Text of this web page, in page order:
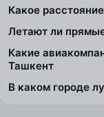
Какое
Летают ли
Какие
Ташкент
В каком городе